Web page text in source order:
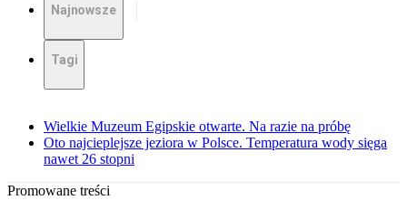
Najnowsze
Tagi
Wielkie Muzeum Egipskie otwarte. Na razie na próbę
Oto najcieplejsze jeziora w Polsce. Temperatura wody sięga
nawet 26 stopni
Promowane treści